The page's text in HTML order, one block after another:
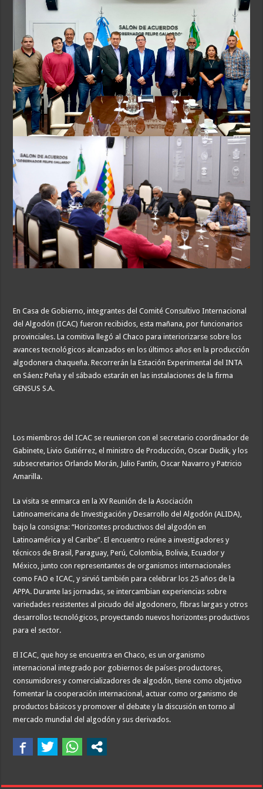
En Casa de Gobierno, integrantes del Comité Consultivo Internacional
del Algodón (ICAC) fueron recibidos, esta mañana, por funcionarios
provinciales. La comitiva llegó al Chaco para interiorizarse sobre los
avances tecnológicos alcanzados en los últimos años en la producción
algodonera chaqueña. Recorrerán la Estación Experimental del INTA
en Sáenz Peña y el sábado estarán en las instalaciones de la firma
GENSUS S.A.
Los miembros del ICAC se reunieron con el secretario coordinador de
Gabinete, Livio Gutiérrez, el ministro de Producción, Oscar Dudik, y los
subsecretarios Orlando Morán, Julio Fantín, Oscar Navarro y Patricio
Amarilla.
La visita se enmarca en la XV Reunión de la Asociación
Latinoamericana de Investigación y Desarrollo del Algodón (ALIDA),
bajo la consigna: “Horizontes productivos del algodón en
Latinoamérica y el Caribe”. El encuentro reúne a investigadores y
técnicos de Brasil, Paraguay, Perú, Colombia, Bolivia, Ecuador y
México, junto con representantes de organismos internacionales
como FAO e ICAC, y sirvió también para celebrar los 25 años de la
APPA. Durante las jornadas, se intercambian experiencias sobre
variedades resistentes al picudo del algodonero, fibras largas y otros
desarrollos tecnológicos, proyectando nuevos horizontes productivos
para el sector.
El ICAC, que hoy se encuentra en Chaco, es un organismo
internacional integrado por gobiernos de países productores,
consumidores y comercializadores de algodón, tiene como objetivo
fomentar la cooperación internacional, actuar como organismo de
productos básicos y promover el debate y la discusión en torno al
mercado mundial del algodón y sus derivados.